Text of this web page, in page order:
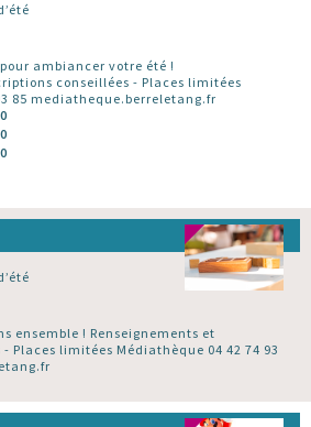
ambiancer votre été !
conseillées - Places limitées
85 mediatheque.berreletang.fr
ensemble ! Renseignements et
Places limitées Médiathèque 04 42 74 93